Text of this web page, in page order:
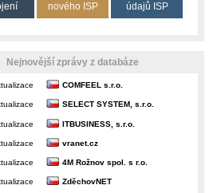
nového ISP
údajů ISP
Nejnovější zprávy z databáze
COMFEEL s.r.o.
SELECT SYSTEM, s.r.o.
ITBUSINESS, s.r.o.
vranet.cz
4M Rožnov spol. s r.o.
ZděchovNET